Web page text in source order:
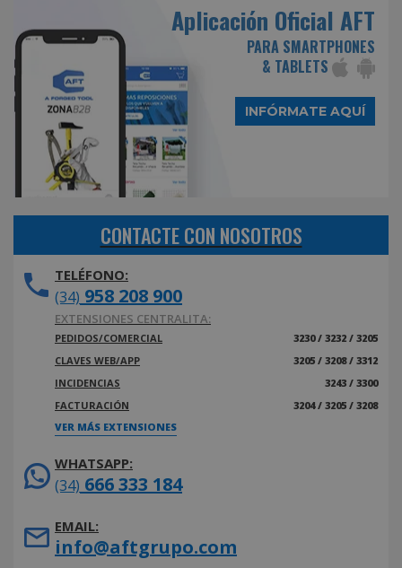
Aplicación Oficial AFT
PARA SMARTPHONES
& TABLETS
INFÓRMATE AQUÍ
CONTACTE CON NOSOTROS
TELÉFONO:
(34) 958 208 900
EXTENSIONES CENTRALITA:
PEDIDOS/COMERCIAL
3230 / 3232 / 3205
CLAVES WEB/APP
3205 / 3208 / 3312
INCIDENCIAS
3243 / 3300
FACTURACIÓN
3204 / 3205 / 3208
VER MÁS EXTENSIONES
WHATSAPP:
(34) 666 333 184
EMAIL:
info@aftgrupo.com